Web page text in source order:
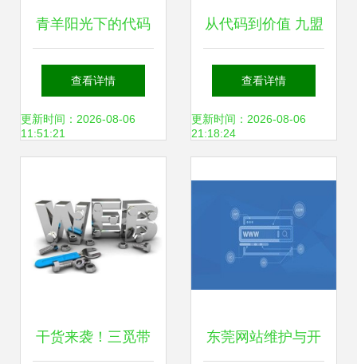
青羊阳光下的代码
脉动 网站开发与维
护的精妙实践
查看详情
更新时间：2026-08-06
11:51:21
从代码到价值 九盟
科技如何重塑网站
开发与维护的专业
查看详情
更新时间：2026-08-06
21:18:24
干货来袭！三觅带 东莞网站维护与开